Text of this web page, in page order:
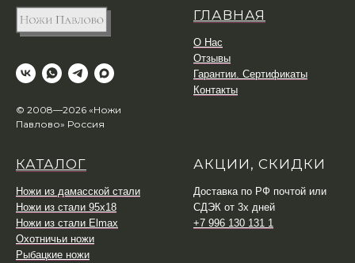
© 2008—2026 «Ножи
Павлово» Россия
ГЛАВНАЯ
О Нас
Отзывы
Гарантии. Сертификаты
Контакты
КАТАЛОГ
Ножи из дамасской стали
Ножи из стали 95х18
Ножи из стали Elmax
Охотничьи ножи
Рыбацкие ножи
АКЦИИ, СКИДКИ
Доставка по РФ почтой или
СДЭК от 3х дней
+7 996 130 131 1